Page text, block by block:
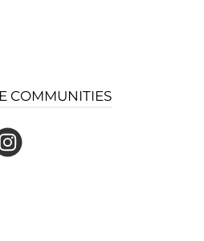
COMMUNITIES